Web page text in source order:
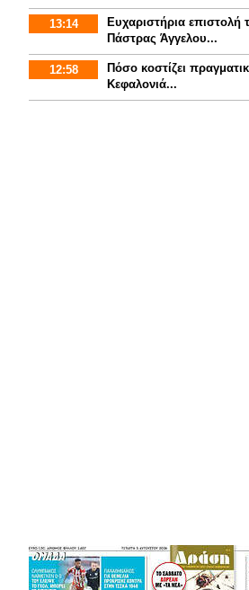
13:14
Ευχαριστήρια επιστολή
Πάστρας Άγγελου...
12:58
Πόσο κοστίζει
Κεφαλονιά...